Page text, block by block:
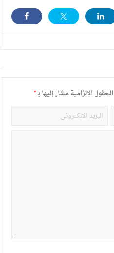
الحقول الإلزامية مشار إليها بـ*